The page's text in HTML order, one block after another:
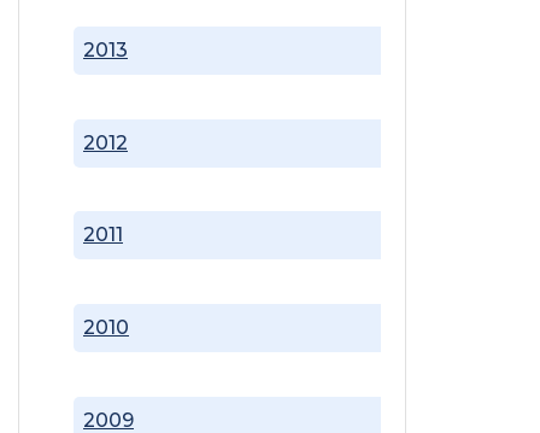
2009
2010
2011
2012
2013